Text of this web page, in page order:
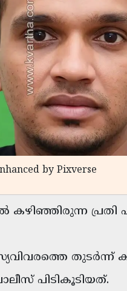
by Pixverse
കഴിഞ്ഞിരുന്ന പ്രതി
തുടർന്ന്
പിടികൂടിയത്.